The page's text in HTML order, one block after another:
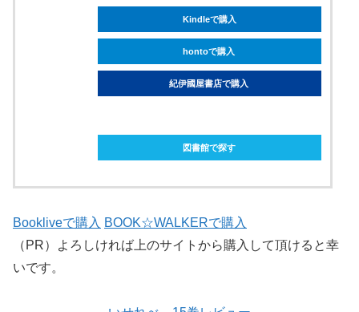
Kindleで購入
hontoで購入
紀伊國屋書店で購入
図書館で探す
Bookliveで購入 BOOK☆WALKERで購入
（PR）よろしければ上のサイトから購入して頂けると幸
いです。